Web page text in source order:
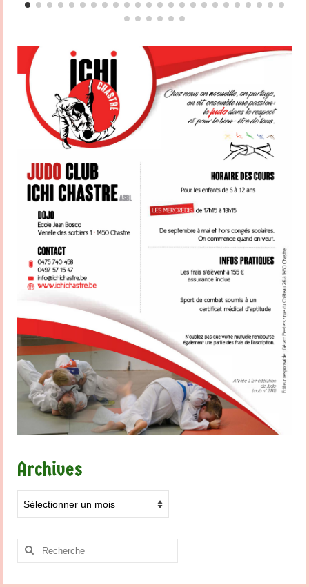
ou d’encadrement de mineurs ait accompli les formalités de présentation de
l’extrait de casier judiciaire ; – D’assurer la promotion du Code d’éthique sportive
relevant de l’éthique sportive ainsi que toutes les initiatives prises par son cercle
en vue de promouvoir l’éthique sportive ; – D’assurer la promotion ou
l’implémentation des actions menées par la Fédération. Votre contact est Patrick
Hamande Partagez la page
Archives
Rechercher